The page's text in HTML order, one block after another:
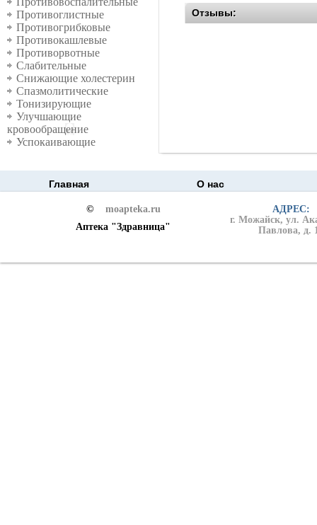
Противоглистные
Противогрибковые
Противокашлевые
Противорвотные
Слабительные
Снижающие холестерин
Спазмолитические
Тонизирующие
Улучшающие
кровообращение
Успокаивающие
Отзывы:
Главная О нас
©
moapteka.ru
Аптека "Здравница"
АДРЕС:
г. Можайск, ул.
Павлова, д.